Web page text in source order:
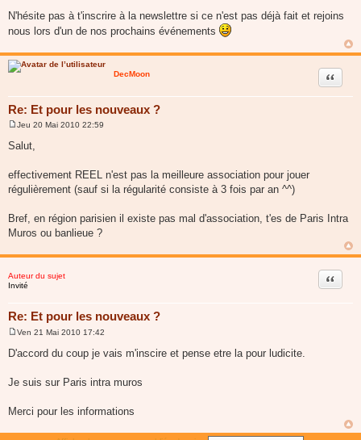
N'hésite pas à t'inscrire à la newslettre si ce n'est pas déjà fait et rejoins
nous lors d'un de nos prochains événements
DecMoon
Re: Et pour les nouveaux ?
Citer
e
s
a
g
e
Jeu 20 Mai 2010 22:59
Salut,
effectivement REEL n'est pas la meilleure association pour jouer
régulièrement (sauf si la régularité consiste à 3 fois par an ^^)
Bref, en région parisien il existe pas mal d'association, t'es de Paris Intra
Muros ou banlieue ?
Auteur du sujet
Invité
Re: Et pour les nouveaux ?
Citer
s
g
Ven 21 Mai 2010 17:42
D'accord du coup je vais m'inscire et pense etre la pour ludicite.
Je suis sur Paris intra muros
Merci pour les informations